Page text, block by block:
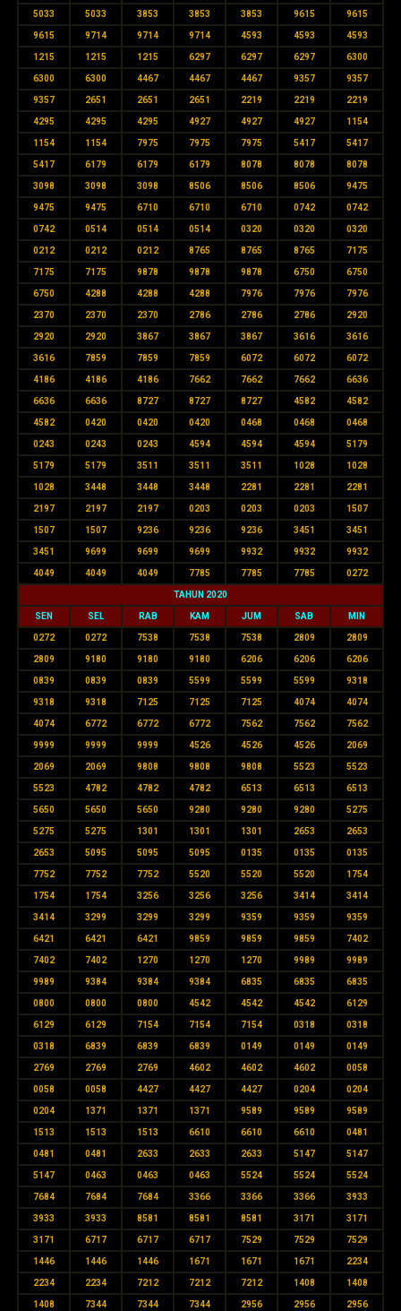
5033 5033 3853 3853 3853 9615 9615
9615 9714 9714 9714 4593 4593 4593
1215 1215 1215 6297 6297 6297 6300
6300 6300 4467 4467 4467 9357 9357
9357 2651 2651 2651 2219 2219 2219
4295 4295 4295 4927 4927 4927 1154
1154 1154 7975 7975 7975 5417 5417
5417 6179 6179 6179 8078 8078 8078
3098 3098 3098 8506 8506 8506 9475
9475 9475 6710 6710 6710 0742 0742
0742 0514 0514 0514 0320 0320 0320
0212 0212 0212 8765 8765 8765 7175
7175 7175 9878 9878 9878 6750 6750
6750 4288 4288 4288 7976 7976 7976
2370 2370 2370 2786 2786 2786 2920
2920 2920 3867 3867 3867 3616 3616
3616 7859 7859 7859 6072 6072 6072
4186 4186 4186 7662 7662 7662 6636
6636 6636 8727 8727 8727 4582 4582
4582 0420 0420 0420 0468 0468 0468
0243 0243 0243 4594 4594 4594 5179
5179 5179 3511 3511 3511 1028 1028
1028 3448 3448 3448 2281 2281 2281
2197 2197 2197 0203 0203 0203 1507
1507 1507 9236 9236 9236 3451 3451
3451 9699 9699 9699 9932 9932 9932
4049 4049 4049 7785 7785 7785 0272
TAHUN 2020
SEN SEL RAB KAM JUM SAB MIN
0272 0272 7538 7538 7538 2809 2809
2809 9180 9180 9180 6206 6206 6206
0839 0839 0839 5599 5599 5599 9318
9318 9318 7125 7125 7125 4074 4074
4074 6772 6772 6772 7562 7562 7562
9999 9999 9999 4526 4526 4526 2069
2069 2069 9808 9808 9808 5523 5523
5523 4782 4782 4782 6513 6513 6513
5650 5650 5650 9280 9280 9280 5275
5275 5275 1301 1301 1301 2653 2653
2653 5095 5095 5095 0135 0135 0135
7752 7752 7752 5520 5520 5520 1754
1754 1754 3256 3256 3256 3414 3414
3414 3299 3299 3299 9359 9359 9359
6421 6421 6421 9859 9859 9859 7402
7402 7402 1270 1270 1270 9989 9989
9989 9384 9384 9384 6835 6835 6835
0800 0800 0800 4542 4542 4542 6129
6129 6129 7154 7154 7154 0318 0318
0318 6839 6839 6839 0149 0149 0149
2769 2769 2769 4602 4602 4602 0058
0058 0058 4427 4427 4427 0204 0204
0204 1371 1371 1371 9589 9589 9589
1513 1513 1513 6610 6610 6610 0481
0481 0481 2633 2633 2633 5147 5147
5147 0463 0463 0463 5524 5524 5524
7684 7684 7684 3366 3366 3366 3933
3933 3933 8581 8581 8581 3171 3171
3171 6717 6717 6717 7529 7529 7529
1446 1446 1446 1671 1671 1671 2234
2234 2234 7212 7212 7212 1408 1408
1408 7344 7344 7344 2956 2956 2956